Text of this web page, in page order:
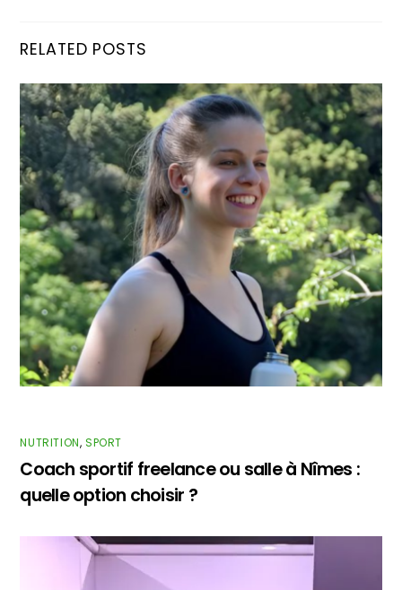
RELATED POSTS
NUTRITION,SPORT
Coach sportif freelance ou salle à Nîmes :
quelle option choisir ?